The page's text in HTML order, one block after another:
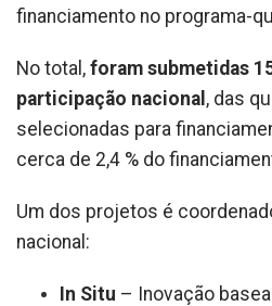
financiamento no programa-
No total, foram submetidas
participação nacional , das
selecionadas para
cerca de 2,4 % do
Um dos projetos é
nacional:
In Situ – Inovação